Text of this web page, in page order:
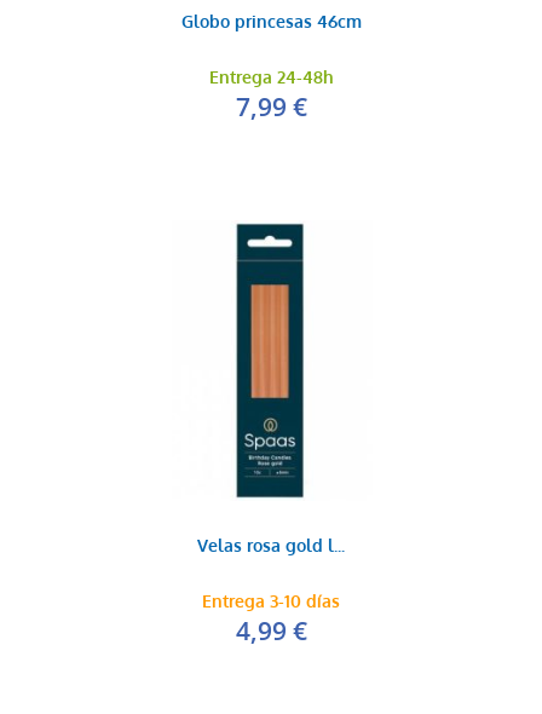
Globo princesas 46cm
Entrega 24-48h
7,99 €
Velas rosa gold l...
Entrega 3-10 días
4,99 €